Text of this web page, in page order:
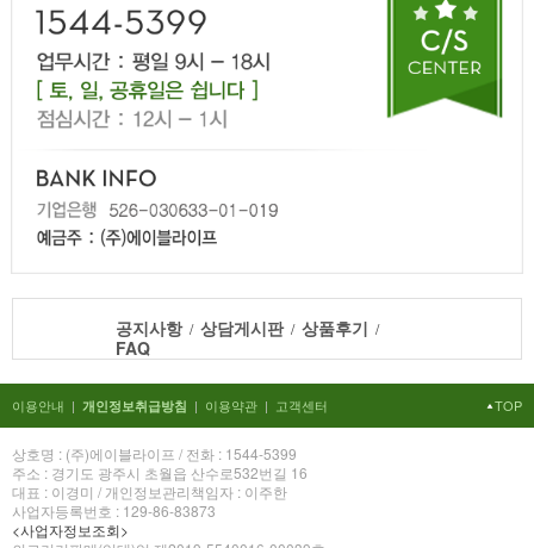
공지사항/ 상담게시판/ 상품후기 /
FAQ
이용안내 | 개인정보취급방침 | 이용약관 | 고객센터 TOP
상호명 : (주)에이블라이프 / 전화 : 1544-5399
주소 : 경기도 광주시 초월읍 산수로532번길 16
대표 : 이경미 / 개인정보관리책임자 : 이주한
사업자등록번호 : 129-86-83873
<사업자정보조회>